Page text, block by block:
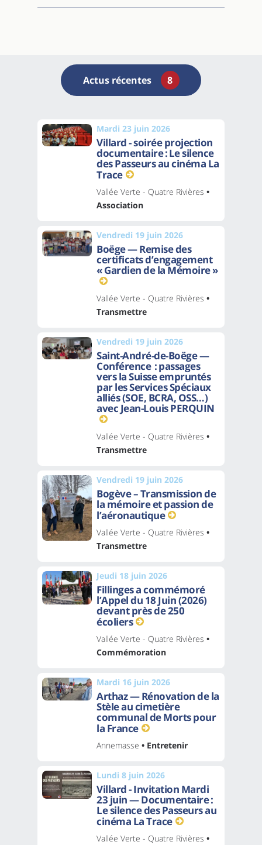
Actus récentes 8
Mardi 23 juin 2026
Villard - soirée projection
documentaire : Le silence
des Passeurs au cinéma La
Trace
Vallée Verte - Quatre Rivières •
Association
Vendredi 19 juin 2026
Boëge — Remise des
certificats d’engagement
« Gardien de la Mémoire »
Vallée Verte - Quatre Rivières •
Transmettre
Vendredi 19 juin 2026
Saint-André-de-Boëge —
Conférence : passages
vers la Suisse empruntés
par les Services Spéciaux
alliés (SOE, BCRA, OSS…)
avec Jean-Louis PERQUIN
Vallée Verte - Quatre Rivières •
Transmettre
Vendredi 19 juin 2026
Bogève – Transmission de
la mémoire et passion de
l’aéronautique
Vallée Verte - Quatre Rivières •
Transmettre
Jeudi 18 juin 2026
Fillinges a commémoré
l’Appel du 18 Juin (2026)
devant près de 250
écoliers
Vallée Verte - Quatre Rivières •
Commémoration
Mardi 16 juin 2026
Arthaz — Rénovation de la
Stèle au cimetière
communal de Morts pour
la France
Annemasse • Entretenir
Lundi 8 juin 2026
Villard - Invitation Mardi
23 juin — Documentaire :
Le silence des Passeurs au
cinéma La Trace
Vallée Verte - Quatre Rivières •